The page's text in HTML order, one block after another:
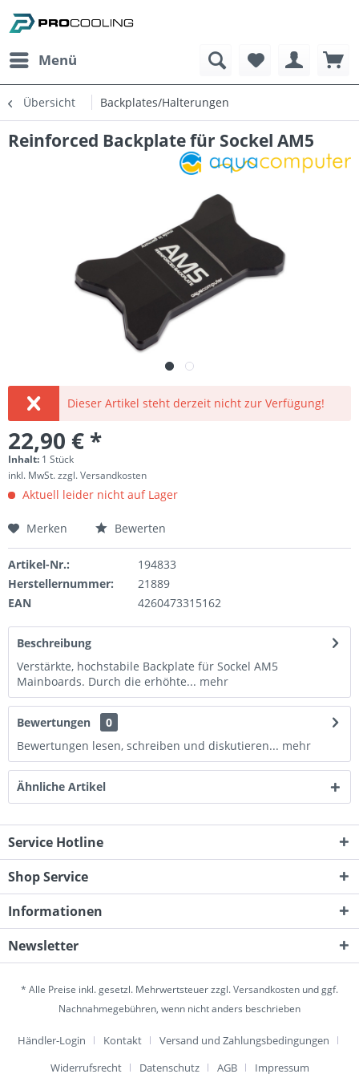
Menü
Übersicht Backplates/Halterungen
Reinforced Backplate für Sockel AM5
Dieser Artikel steht derzeit nicht zur Verfügung!
22,90 € *
Inhalt: 1 Stück
inkl. MwSt.zzgl. Versandkosten
Aktuell leider nicht auf Lager
Merken Bewerten
Artikel-Nr.:
194833
Herstellernummer:
21889
EAN
4260473315162
Beschreibung
Verstärkte, hochstabile Backplate für Sockel AM5
Mainboards. Durch die erhöhte... mehr
Bewertungen
0
Bewertungen lesen, schreiben und diskutieren... mehr
Ähnliche Artikel
Service Hotline
Shop Service
Informationen
Newsletter
* Alle Preise inkl. gesetzl. Mehrwertsteuer zzgl.Versandkosten und ggf.
Nachnahmegebühren, wenn nicht anders beschrieben
Händler-Login Kontakt
Versand und Zahlungsbedingungen
Widerrufsrecht
Datenschutz AGB Impressum